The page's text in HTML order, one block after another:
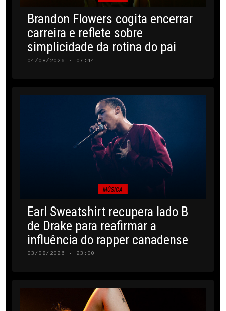
Brandon Flowers cogita encerrar
carreira e reflete sobre
simplicidade da rotina do pai
04/08/2026 · 07:44
MÚSICA
Earl Sweatshirt recupera lado B
de Drake para reafirmar a
influência do rapper canadense
03/08/2026 · 23:00